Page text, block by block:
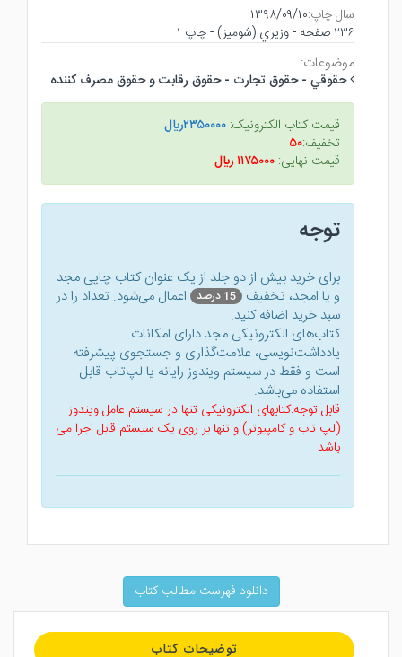
سال چاپ:۱۳۹۸/۰۹/۱۰
۲۳۶ صفحه - وزيري (شوميز) - چاپ ۱
موضوعات:
حقوقي - حقوق تجارت - حقوق رقابت و حقوق مصرف كننده
قیمت کتاب الکترونیک: ۲۳۵۰۰۰۰ريال
تخفیف:۵۰
قیمت نهایی: ۱۱۷۵۰۰۰ ريال
توجه
برای خرید بیش از دو جلد از یک عنوان کتاب‌ چاپی مجد
و یا امجد، تخفیف 15 درصد
اعمال می‌شود. تعداد را در
سبد خرید اضافه کنید.
کتاب‌های الکترونیکی مجد دارای امکانات
یادداشت‌نویسی، علامت‌گذاری و جستجوی پیشرفته
است و فقط در سیستم ویندوز رایانه یا لپ‌تاب قابل
استفاده می‌باشد.
قابل توجه:کتابهای الکترونیکی تنها در سیستم عامل ویندوز
(لپ تاب و کامپیوتر) و تنها بر روی یک سیستم قابل اجرا می
باشد
دانلود فهرست مطالب کتاب
توضیحات کتاب